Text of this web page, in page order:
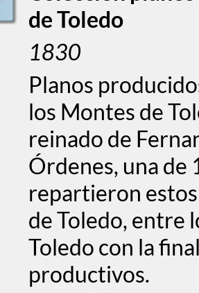
de Toledo
1830
Planos
los Montes de
reinado de
Órdenes, una de
repartieron
de Toledo, entre
Toledo con la
productivos.